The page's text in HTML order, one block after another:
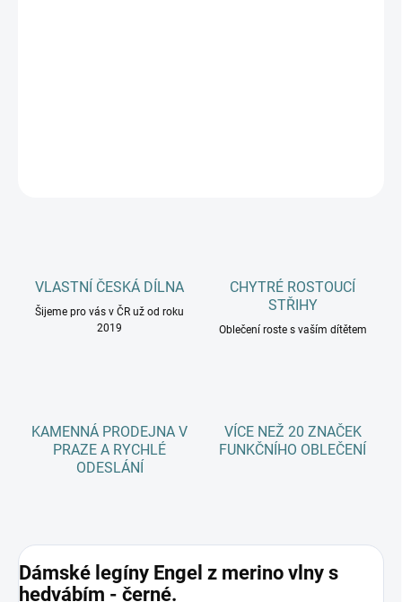
VLASTNÍ ČESKÁ DÍLNA
Šijeme pro vás v ČR už od roku
2019
CHYTRÉ ROSTOUCÍ
STŘIHY
Oblečení roste s vaším dítětem
KAMENNÁ PRODEJNA V
PRAZE A RYCHLÉ
ODESLÁNÍ
VÍCE NEŽ 20 ZNAČEK
FUNKČNÍHO OBLEČENÍ
Dámské legíny Engel z merino vlny s
hedvábím - černé.